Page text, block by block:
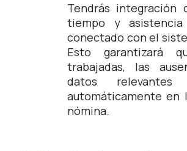
Tendrás integración
tiempo y asistencia
conectado con el
Esto garantizará
trabajadas, las
datos
automáticamente en
nómina.